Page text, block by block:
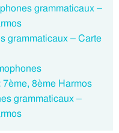
grammaticaux –
grammaticaux – Carte
8ème Harmos
grammaticaux –